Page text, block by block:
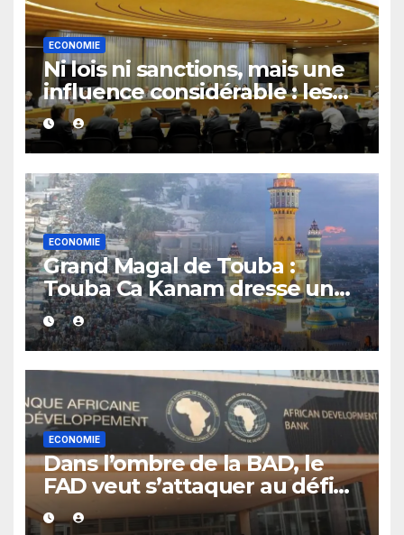
ECONOMIE
Ni lois ni sanctions, mais une
influence considérable : les
secrets du Financial Stability
Board
ECONOMIE
Grand Magal de Touba :
Touba Ca Kanam dresse un
bilan positif et se fixe un
objectif de 7 milliards FCFA
ECONOMIE
Dans l’ombre de la BAD, le
FAD veut s’attaquer au défi
de la dette africaine